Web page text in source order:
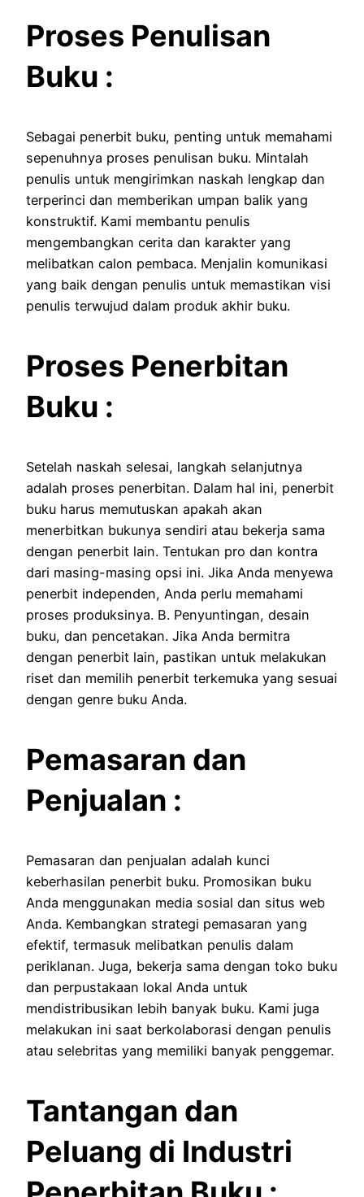
Proses Penulisan
Buku :
Sebagai penerbit buku, penting untuk memahami
sepenuhnya proses penulisan buku. Mintalah
penulis untuk mengirimkan naskah lengkap dan
terperinci dan memberikan umpan balik yang
konstruktif. Kami membantu penulis
mengembangkan cerita dan karakter yang
melibatkan calon pembaca. Menjalin komunikasi
yang baik dengan penulis untuk memastikan visi
penulis terwujud dalam produk akhir buku.
Proses Penerbitan
Buku :
Setelah naskah selesai, langkah selanjutnya
adalah proses penerbitan. Dalam hal ini, penerbit
buku harus memutuskan apakah akan
menerbitkan bukunya sendiri atau bekerja sama
dengan penerbit lain. Tentukan pro dan kontra
dari masing-masing opsi ini. Jika Anda menyewa
penerbit independen, Anda perlu memahami
proses produksinya. B. Penyuntingan, desain
buku, dan pencetakan. Jika Anda bermitra
dengan penerbit lain, pastikan untuk melakukan
riset dan memilih penerbit terkemuka yang sesuai
dengan genre buku Anda.
Pemasaran dan
Penjualan :
Pemasaran dan penjualan adalah kunci
keberhasilan penerbit buku. Promosikan buku
Anda menggunakan media sosial dan situs web
Anda. Kembangkan strategi pemasaran yang
efektif, termasuk melibatkan penulis dalam
periklanan. Juga, bekerja sama dengan toko buku
dan perpustakaan lokal Anda untuk
mendistribusikan lebih banyak buku. Kami juga
melakukan ini saat berkolaborasi dengan penulis
atau selebritas yang memiliki banyak penggemar.
Tantangan dan
Peluang di Industri